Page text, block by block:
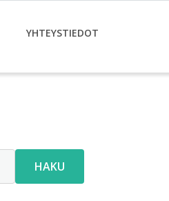
YHTEYSTIEDOT
HAKU